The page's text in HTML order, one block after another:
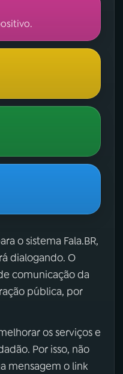
o sistema Fala.BR,
dialogando. O
comunicação da
pública, por
os serviços e
Por isso, não
mensagem o link